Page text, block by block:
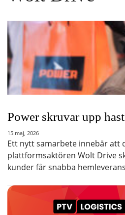
Power skruvar upp
15 maj, 2026
Ett nytt samarbete innebär att
plattformsaktören Wolt Drive
kunder får snabba